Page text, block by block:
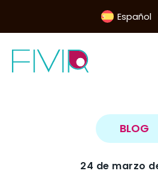
Español
BLOG
24 de marzo